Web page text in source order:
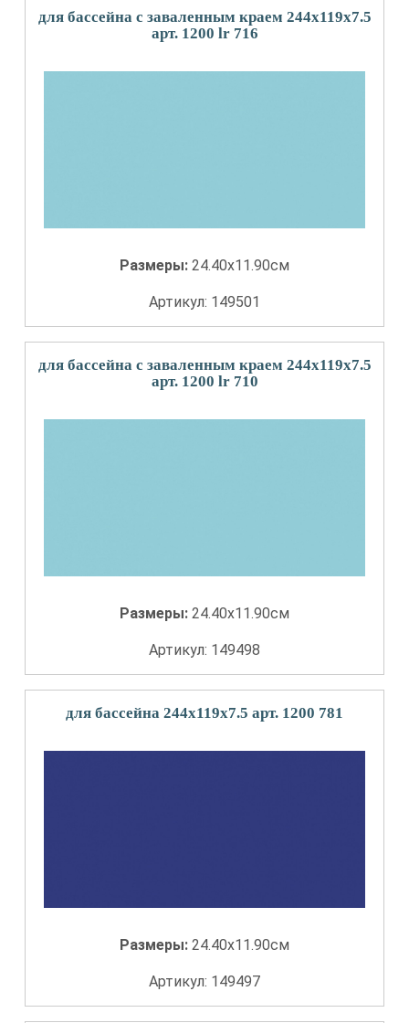
для бассейна с заваленным краем 244x119x7.5
арт. 1200 lr 716
Размеры: 24.40x11.90см
Артикул: 149501
для бассейна с заваленным краем 244x119x7.5
арт. 1200 lr 710
Размеры: 24.40x11.90см
Артикул: 149498
для бассейна 244x119x7.5 арт. 1200 781
Размеры: 24.40x11.90см
Артикул: 149497